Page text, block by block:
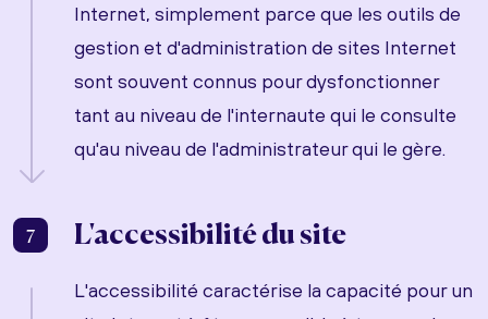
Internet, simplement parce que les outils de
gestion et d'administration de sites Internet
sont souvent connus pour dysfonctionner
tant au niveau de l'internaute qui le consulte
qu'au niveau de l'administrateur qui le gère.
7 L'accessibilité du site
L'accessibilité caractérise la capacité pour un